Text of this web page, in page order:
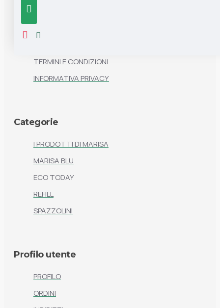
Informazioni
TERMINI E CONDIZIONI
INFORMATIVA PRIVACY
Categorie
I PRODOTTI DI MARISA
MARISA BLU
ECO TODAY
REFILL
SPAZZOLINI
Profilo utente
PROFILO
ORDINI